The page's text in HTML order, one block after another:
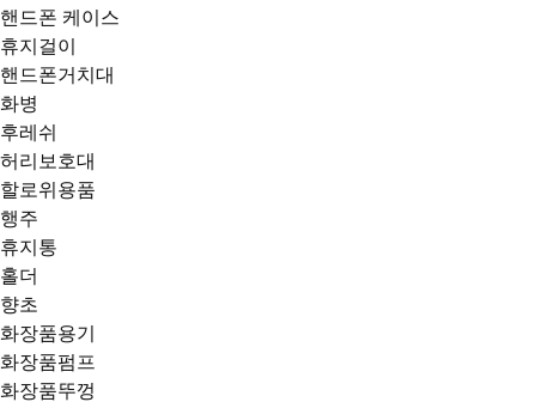
핸드폰 케이스
휴지걸이
핸드폰거치대
화병
후레쉬
허리보호대
할로위용품
행주
휴지통
홀더
향초
화장품용기
화장품펌프
화장품뚜껑